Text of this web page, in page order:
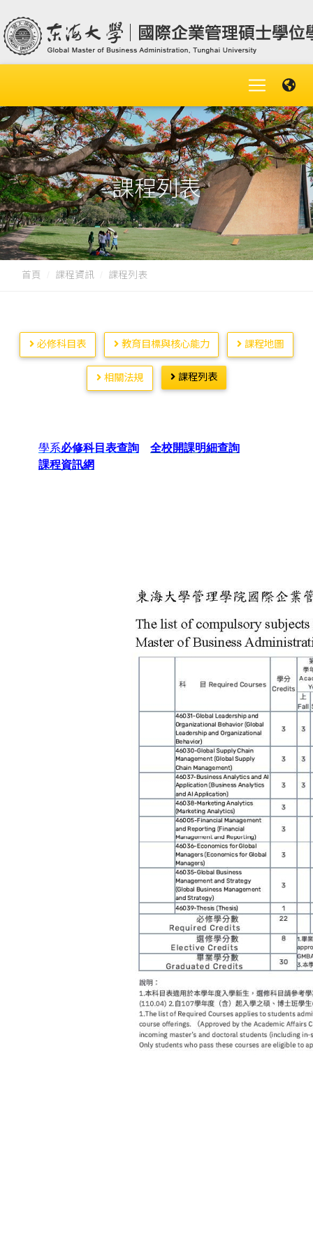
課程列表
首頁 課程資訊 課程列表
必修科目表 教育目標與核心能力 課程地圖
相關法規 課程列表
學系必修科目表查詢
全校開課明細查詢
課程資訊網